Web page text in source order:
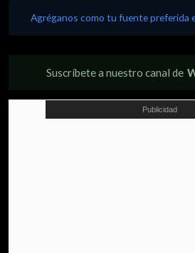
Agréganos como tu fuente preferida
Suscríbete a nuestro canal de